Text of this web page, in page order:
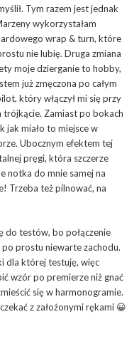
Tym razem jest jednak
wykorzystałam
wrap & turn, które
nie lubię. Druga zmiana
moje dzierganie to hobby,
już zmęczona po całym
który włączył mi się przy
trójkącie. Zamiast po bokach
jak miało to miejsce w
Ubocznym efektem tej
pręgi, która szczerze
notka do mnie samej na
Trzeba też pilnować, na
do testów, bo połączenie
prostu niewarte zachodu.
dla której testuję, więc
wzór po premierze niż gnać
się w harmonogramie.
z założonymi rękami 😀